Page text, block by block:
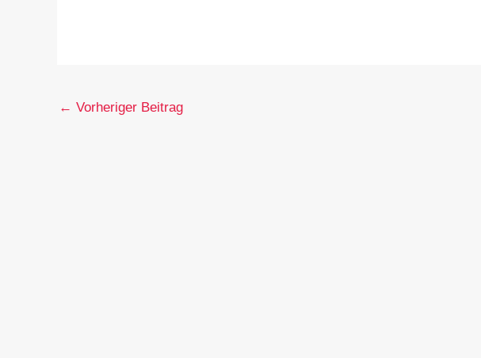
← Vorheriger Beitrag